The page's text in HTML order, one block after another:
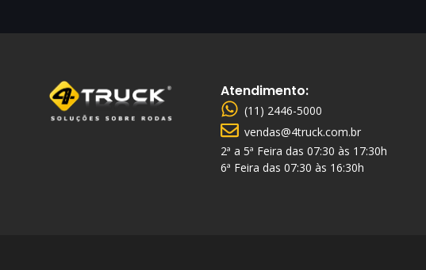
Atendimento:
(11) 2446-5000
vendas@4truck.com.br
2ª a 5ª Feira das 07:30 às 17:30h
6ª Feira das 07:30 às 16:30h